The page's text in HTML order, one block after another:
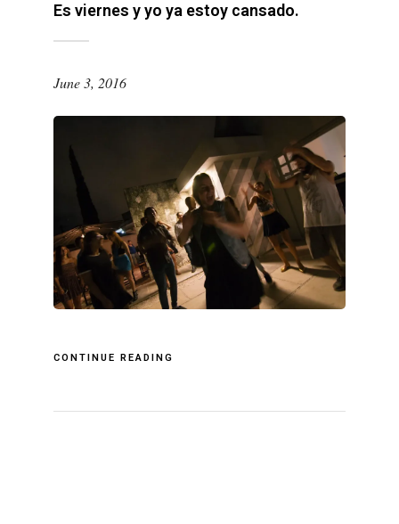
Es viernes y yo ya estoy cansado.
June 3, 2016
CONTINUE READING